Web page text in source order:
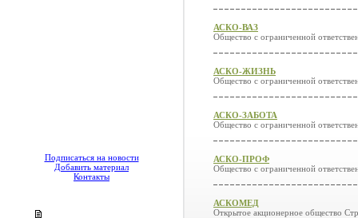
Подписаться на новости
Добавить материал
Контакты
АСКО-ВАЗ
Общество с ограниченной
АСКО-ЖИЗНЬ
Общество с ограниченной
АСКО-ЗАБОТА
Общество с ограниченной
АСКО-ПРОФ
Общество с ограниченной
АСКОМЕД
Открытое акционерное общество